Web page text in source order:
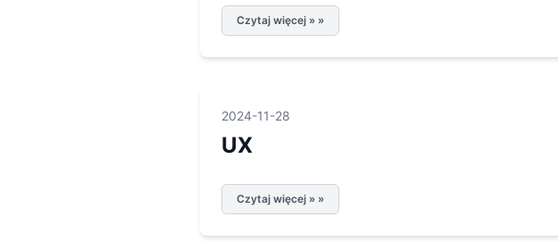
Czytaj więcej » »
2024-11-28
UX
Czytaj więcej » »